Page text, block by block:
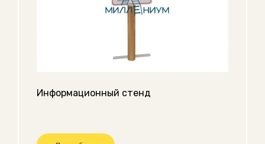
Информационный стенд